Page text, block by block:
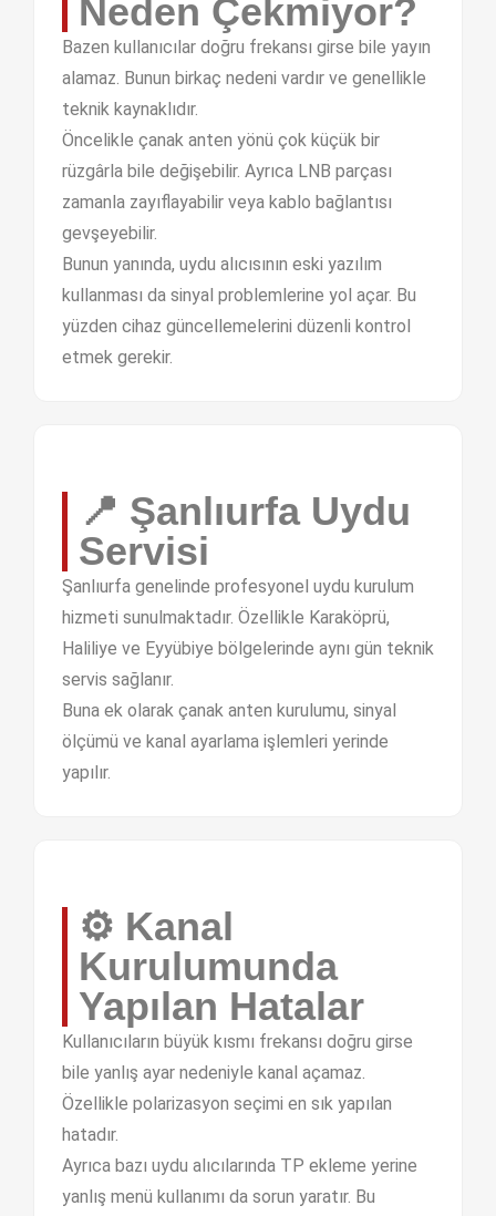
Neden Çekmiyor?
Bazen kullanıcılar doğru frekansı girse bile yayın
alamaz. Bunun birkaç nedeni vardır ve genellikle
teknik kaynaklıdır.
Öncelikle çanak anten yönü çok küçük bir
rüzgârla bile değişebilir. Ayrıca LNB parçası
zamanla zayıflayabilir veya kablo bağlantısı
gevşeyebilir.
Bunun yanında, uydu alıcısının eski yazılım
kullanması da sinyal problemlerine yol açar. Bu
yüzden cihaz güncellemelerini düzenli kontrol
etmek gerekir.
📍 Şanlıurfa Uydu
Servisi
Şanlıurfa genelinde profesyonel uydu kurulum
hizmeti sunulmaktadır. Özellikle Karaköprü,
Haliliye ve Eyyübiye bölgelerinde aynı gün teknik
servis sağlanır.
Buna ek olarak çanak anten kurulumu, sinyal
ölçümü ve kanal ayarlama işlemleri yerinde
yapılır.
⚙️ Kanal
Kurulumunda
Yapılan Hatalar
Kullanıcıların büyük kısmı frekansı doğru girse
bile yanlış ayar nedeniyle kanal açamaz.
Özellikle polarizasyon seçimi en sık yapılan
hatadır.
Ayrıca bazı uydu alıcılarında TP ekleme yerine
yanlış menü kullanımı da sorun yaratır. Bu